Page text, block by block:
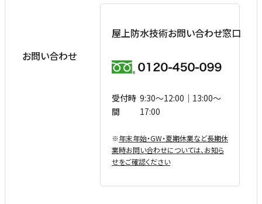
お問い合わせ
屋上防水技術お問い合わせ窓口
受付時
間
9:30〜12:00｜13:00〜
17:00
※年末年始・GW・夏期休業など⻑期休
業時お問い合わせについては、お知ら
せをご確認ください